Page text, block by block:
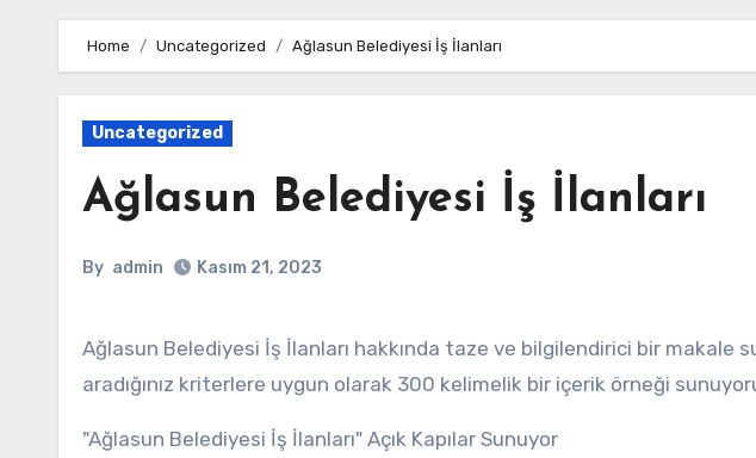
Home Uncategorized Ağlasun Belediyesi İş İlanları
Uncategorized
Ağlasun Belediyesi İş İlanları
By admin Kasım 21, 2023
Ağlasun Belediyesi İş İlanları hakkında taze ve bilgilendirici bir makale sunmaktan mutluluk duyarım. Aşağıda,
aradığınız kriterlere uygun olarak 300 kelimelik bir içerik örneği
"Ağlasun Belediyesi İş İlanları" Açık Kapılar Sunuyor